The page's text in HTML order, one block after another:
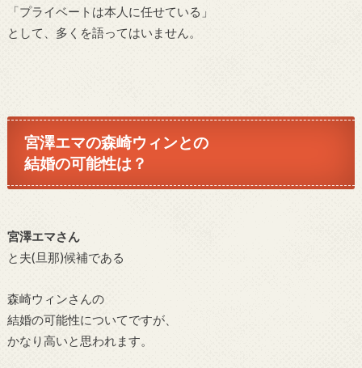
「プライベートは本人に任せている」
として、多くを語ってはいません。
宮澤エマの森崎ウィンとの
結婚の可能性は？
宮澤エマさん
と夫(旦那)候補である
森崎ウィンさんの
結婚の可能性についてですが、
かなり高いと思われます。